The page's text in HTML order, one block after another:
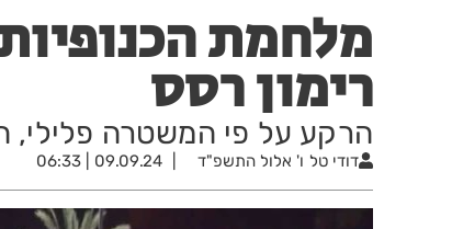
מלחמת
רימון רסס
הרקע על פי המשטרה פלילי,
דודי טל ו' אלול התשפ"ד 09.09.24 | 06:33